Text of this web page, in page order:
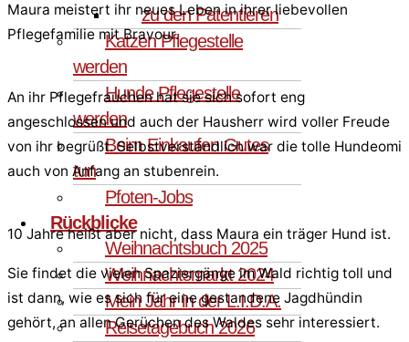
zu den Patentieren
Katzen Pflegestelle
werden
Hunde Pflegestelle
werden
Beim Einkaufen Gutes
tun
Pfoten-Jobs
Rückblicke
Weihnachtsbuch 2025
Weihnachtsmarkt 2024
Mein Jahr in der L.I.D.A.
Reisetagebuch 2026
Maura meistert ihr neues Leben in ihrer liebevollen
Pflegefamilie mit Bravour.
An ihr Pflegefrauchen hat sie sich sofort eng
angeschlossen und auch der Hausherr wird voller Freude
von ihr begrüßt. Selbstverständlich war die tolle Hundeomi
auch von Anfang an stubenrein.
10 Jahre heißt aber nicht, dass Maura ein träger Hund ist.
Sie findet die vielen Spaziergänge im Wald richtig toll und
ist dann, wie es sich für eine gestandene Jagdhündin
gehört, an allen Gerüchen des Waldes sehr interessiert.